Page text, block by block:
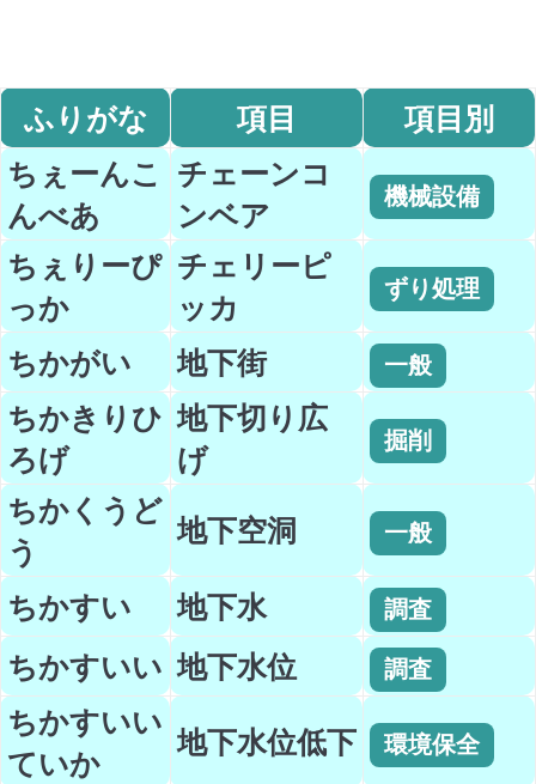
ふりがな 項目
項目別
ちぇーんこ
んべあ
チェーンコ
ンベア
機械設備
ちぇりーぴ
っか
チェリーピ
ッカ
ずり処理
ちかがい 地下街 一般
ちかきりひ
ろげ
地下切り広
げ
掘削
ちかくうど
う
地下空洞 一般
ちかすい 地下水 調査
ちかすいい 地下水位 調査
ちかすいい
ていか
地下水位低下 環境保全